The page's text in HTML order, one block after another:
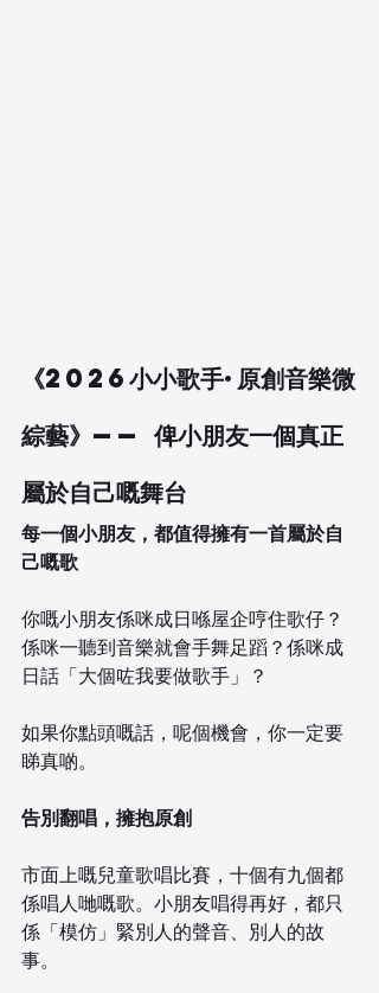
《2026小小歌手·原創音樂微
綜藝》—— 俾小朋友一個真正
屬於自己嘅舞台
每一個小朋友，都值得擁有一首屬於自
己嘅歌
你嘅小朋友係咪成日喺屋企哼住歌仔？
係咪一聽到音樂就會手舞足蹈？係咪成
日話「大個咗我要做歌手」？
如果你點頭嘅話，呢個機會，你一定要
睇真啲。
告別翻唱，擁抱原創
市面上嘅兒童歌唱比賽，十個有九個都
係唱人哋嘅歌。小朋友唱得再好，都只
係「模仿」緊別人的聲音、別人的故
事。